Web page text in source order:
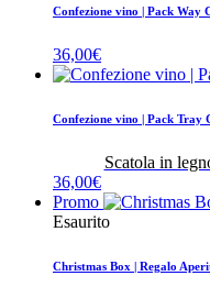
Confezione vino | Pack Way
36,00€
Confezione vino | Pack Tray
Scatola in
36,00€
Promo
Esaurito
Christmas Box | Regalo